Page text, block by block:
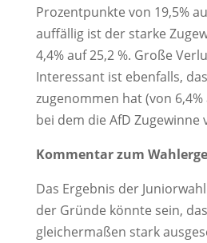
Prozentpunkte von 19,5%
auffällig ist der starke
4,4% auf 25,2 %. Große
Interessant ist ebenfalls,
zugenommen hat (von
bei dem die AfD Zugewinne
Kommentar zum
Das Ergebnis der
der Gründe könnte sein,
gleichermaßen stark